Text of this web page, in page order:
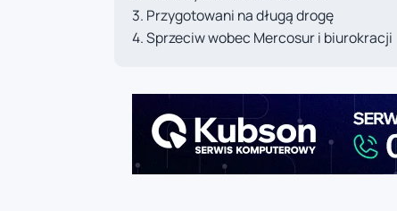
Przygotowani na długą drogę
Sprzeciw wobec Mercosur i biurokracji